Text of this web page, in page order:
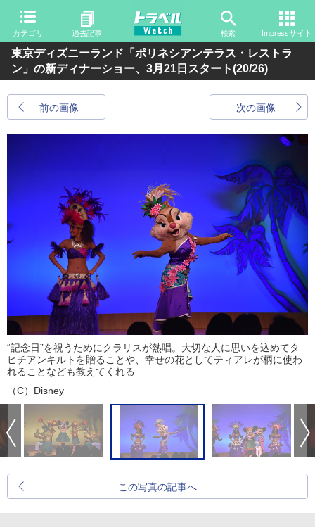
カテゴリ 過去記事 検索 Impressサイト
東京ディズニーランド「ポリネシアンテラス・レストラ
ン」の新ディナーショー、3月21日スタート(20/26)
前の画像 次の画像
“記念日”を祝うためにクラリスが熱唱。大切な人に思いを込めてタ
ヒチアンキルトを贈ることや、幸せの花としてティアレが柄に使わ
れることなども教えてくれる
（C）Disney
この写真の記事へ